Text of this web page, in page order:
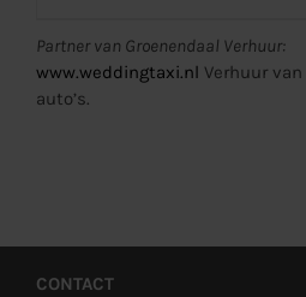
Partner van Groenendaal Verhuur:
www.weddingtaxi.nl Verhuur
auto’s.
CONTACT